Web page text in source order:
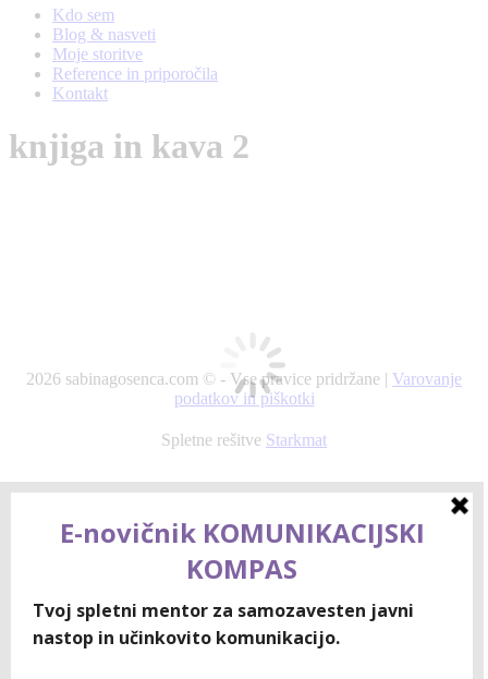
Kdo sem
Blog & nasveti
Moje storitve
Reference in priporočila
Kontakt
knjiga in kava 2
2026 sabinagosenca.com © - Vse pravice pridržane | Varovanje
podatkov in piškotki
Spletne rešitve Starkmat